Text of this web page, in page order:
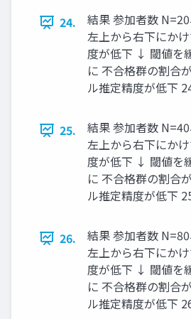
24.
結果 参加者数
左上から右下にか
度が低下 ↓ 閾値を
に 不合格群の割合
ル推定精度が低下
25.
結果 参加者数
左上から右下にか
度が低下 ↓ 閾値を
に 不合格群の割合
ル推定精度が低下
26.
結果 参加者数
左上から右下にか
度が低下 ↓ 閾値を
に 不合格群の割合
ル推定精度が低下